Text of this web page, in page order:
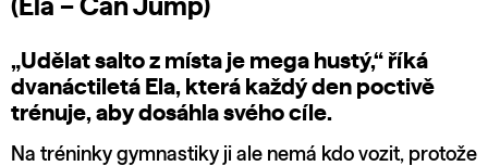
(Ela – Can Jump)
„Udělat salto z místa je mega hustý,“ říká
dvanáctiletá Ela, která každý den poctivě
trénuje, aby dosáhla svého cíle.
Na tréninky gymnastiky ji ale nemá kdo vozit, protože